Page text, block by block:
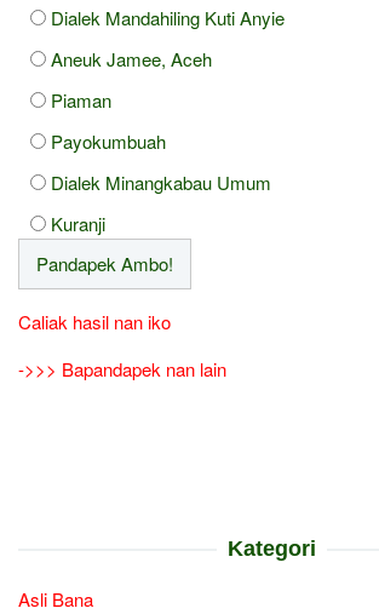
Dialek Mandahiling Kuti Anyie
Aneuk Jamee, Aceh
Piaman
Payokumbuah
Dialek Minangkabau Umum
Kuranji
Caliak hasil nan iko
->>> Bapandapek nan lain
Kategori
Asli Bana